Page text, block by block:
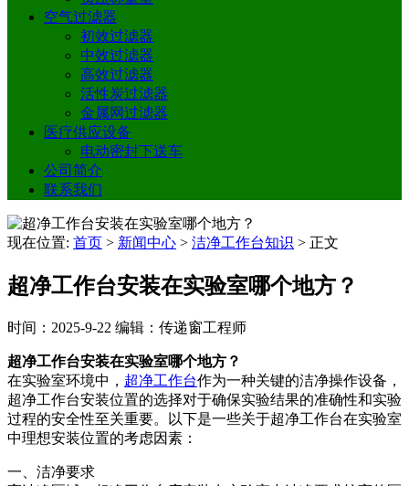
空气过滤器
初效过滤器
中效过滤器
高效过滤器
活性炭过滤器
金属网过滤器
医疗供应设备
电动密封下送车
公司简介
联系我们
现在位置: 首页 > 新闻中心 > 洁净工作台知识 > 正文
超净工作台安装在实验室哪个地方？
时间：2025-9-22 编辑：传递窗工程师
超净工作台安装在实验室哪个地方？
在实验室环境中， 超净工作台作为一种关键的洁净操作设备，
超净工作台安装位置的选择对于确保实验结果的准确性和实验
过程的安全性至关重要。以下是一些关于超净工作台在实验室
中理想安装位置的考虑因素：
一、洁净要求